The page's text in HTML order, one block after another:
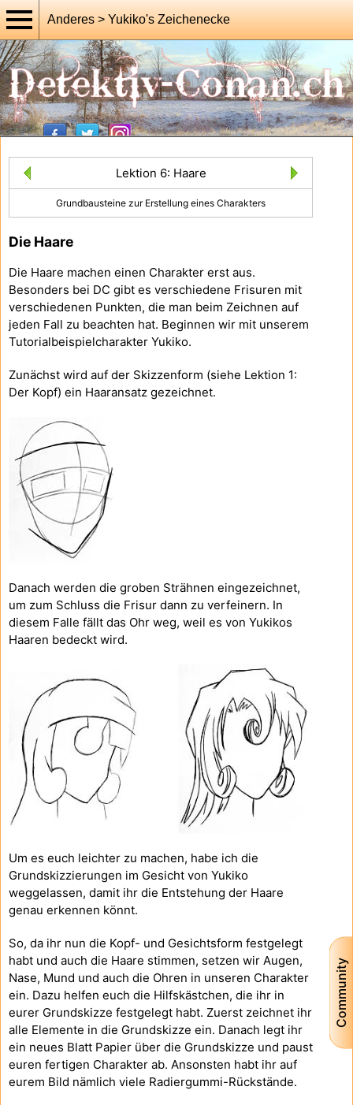
Anderes > Yukiko's Zeichenecke
Community
Lektion 6: Haare
Grundbausteine zur Erstellung eines Charakters
Die Haare
Die Haare machen einen Charakter erst aus.
Besonders bei DC gibt es verschiedene Frisuren mit
verschiedenen Punkten, die man beim Zeichnen auf
jeden Fall zu beachten hat. Beginnen wir mit unserem
Tutorialbeispielcharakter Yukiko.
Zunächst wird auf der Skizzenform (siehe Lektion 1:
Der Kopf) ein Haaransatz gezeichnet.
Danach werden die groben Strähnen eingezeichnet,
um zum Schluss die Frisur dann zu verfeinern. In
diesem Falle fällt das Ohr weg, weil es von Yukikos
Haaren bedeckt wird.
Um es euch leichter zu machen, habe ich die
Grundskizzierungen im Gesicht von Yukiko
weggelassen, damit ihr die Entstehung der Haare
genau erkennen könnt.
So, da ihr nun die Kopf- und Gesichtsform festgelegt
habt und auch die Haare stimmen, setzen wir Augen,
Nase, Mund und auch die Ohren in unseren Charakter
ein. Dazu helfen euch die Hilfskästchen, die ihr in
eurer Grundskizze festgelegt habt. Zuerst zeichnet ihr
alle Elemente in die Grundskizze ein. Danach legt ihr
ein neues Blatt Papier über die Grundskizze und paust
euren fertigen Charakter ab. Ansonsten habt ihr auf
eurem Bild nämlich viele Radiergummi-Rückstände.